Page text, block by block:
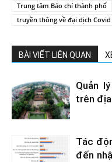
Trung tâm Báo chí thành phố
truyền thông về đại dịch Covid
BÀI VIẾT LIÊN QUAN
Quản
trên địa
Tác
đến